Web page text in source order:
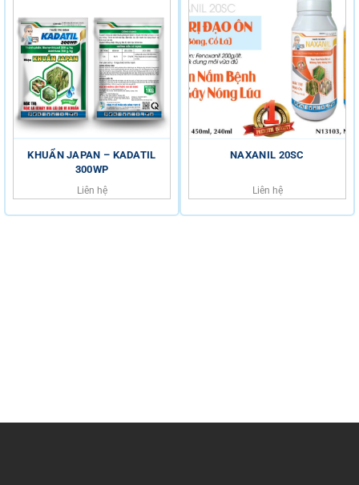
KHUẨN JAPAN – KADATIL
300WP
Liên hệ
NAXANIL 20SC
Liên hệ